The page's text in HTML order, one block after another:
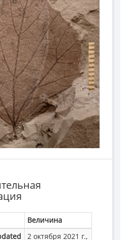
Величина
2 октября 2021 г.,